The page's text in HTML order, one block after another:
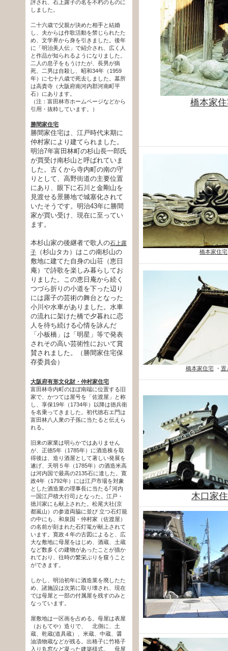
橋本家
橋本家住宅
橋本家住宅・ 置
木口家
評され、石上露子の名を不朽のものに
しました。
二十六歳で父親が決めた相手と結婚
し、夫からは作歌活動を禁じられたた
め、文学界から身を引きました。後年
に「明治美人伝」で紹介され、広く人
と作品が知られるようになりました。
二人の息子をもうけたが、長男が病
死、二男は自殺し、昭和34年（1959
年）に七十八歳で死去しました。墓所
は高貴寺（大阪府南河内郡河南町平
石）にあります。
（注：富田林市ホームページなどから
引用・抜粋しています。）
勝間家住宅
勝間家住宅は、江戸時代末期に
仲村家により建てられました。
明治7年富田林町の杉山長一郎氏
が買受け南杉山と呼ばれていま
した。古くから寺内町の南の守
りとして、高野街道の主要位置
にあり、眼下に石川と金剛山を
見渡せる景勝地で城塞化されて
いたそうです。明治43年に勝間
家が買い受け、現在に至ってい
ます。
本杉山家の後継者で歌人の石上露
子
（杉山タカ）はこの南杉山の
敷地に建てた自身の山荘（恵日
庵）で詩歌を楽しみ暮らしてお
りました。この恵日庵から続く
つづら折りの小道を下った辺り
には露子の芸術の舞台となった
小川や水車がありました。水車
の流れに架けた橋で夕暮れに恋
人を待ち続ける心情を詠んだ
「小板橋」は「明星」等で発表
されその高い芸術性において賞
賛されました。（勝間家住宅保
存委員会）
大阪府有形文化財・仲村家住宅
富田林寺内町のほぼ南端に位置する旧
家で、かつては屋号を「佐渡屋」と称
し、享保19年（1734年）以降は徳兵衛
を名乗ってきました。初代徳右エ門は
富田林八人衆の子孫に当たると伝えら
れる。
旧来の家業は明らかではありません
が、正徳5年（1785年）に酒造株を取
得後は、造り酒屋として著しい発展を
遂げ、天明５年（1785年）の酒造米高
は河内国で最高の2135石に達した。寛
政4年（1792年）には江戸市場を対象
とした酒造業の理事長に当たる｢河内
一国江戸積大行司｣となった。江戸・
徳川家にも献上された。松尾大社(京
都嵐山）の参道両脇に並び 立つ石灯籠
の中にも、和泉国・仲村家（佐渡屋）
の名前が刻まれた石灯篭が献上されて
います。寛政４年の古図によると、広
大な敷地に母屋をはじめ、酒蔵、土蔵
など数多くの建物があったことが描か
れており、往時の繁栄ぶりを窺うこと
ができます。
しかし、明治初年に酒造業を廃したた
め、諸施設は次第に取り壊され、現在
では母屋と一部の付属屋を残すのみと
なっています。
屋敷地は一区画を占める。母屋は表屋
（おもてや）造りで、 北側に、土
蔵、乾蔵(道具蔵）、米蔵、中蔵、醤
油漬物蔵などが残る。出格子に竹格子
入り丸窓など凝った建築様式。 母屋